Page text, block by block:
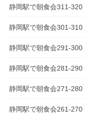
静岡駅で朝食会311-320
静岡駅で朝食会301-310
静岡駅で朝食会291-300
静岡駅で朝食会281-290
静岡駅で朝食会271-280
静岡駅で朝食会261-270